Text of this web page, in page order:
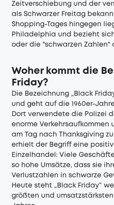
Zeitverschiebung und der
als Schwarzer Freitag
Shopping-Tages hingegen
Philadelphia und bezieht
oder die "schwarzen Zahlen"
Woher kommt die
Friday?
Die Bezeichnung „Black
und geht auf die 1960er-
Dort verwendete die Polizei
enorme Verkehrsaufkommen
am Tag nach Thanksgiving
erhielt der Begriff eine
Einzelhandel: Viele
so hohe Umsätze, dass sie
Verlustzahlen in schwarze
Heute steht „Black Friday“
größten und